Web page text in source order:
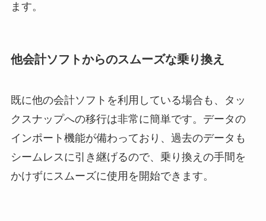
ます。
他会計ソフトからのスムーズな乗り換え
既に他の会計ソフトを利用している場合も、タッ
クスナップへの移行は非常に簡単です。データの
インポート機能が備わっており、過去のデータも
シームレスに引き継げるので、乗り換えの手間を
かけずにスムーズに使用を開始できます。